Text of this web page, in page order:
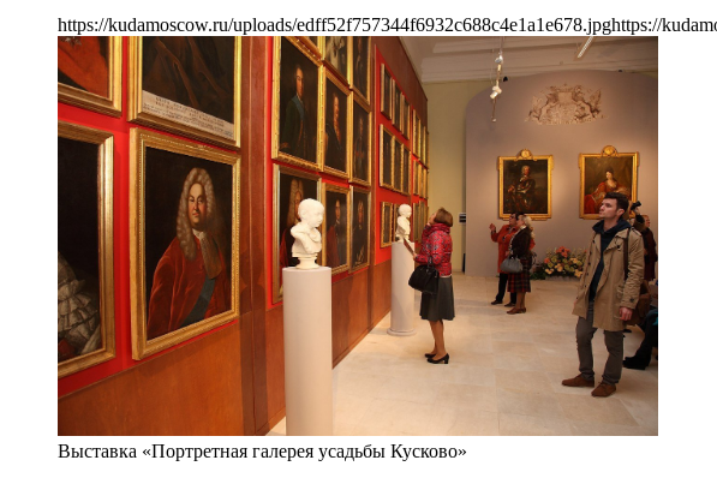
https://kudamoscow.ru/uploads/edff52f757344f6932c688c4e1a1e678.jpghttps://
Выставка «Портретная галерея усадьбы Кусково»